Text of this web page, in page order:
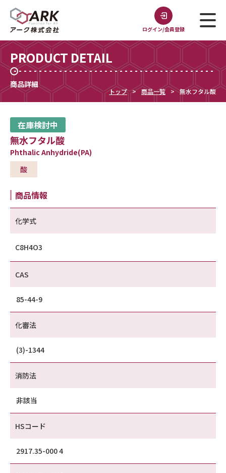
ログイン/会員登録
PRODUCT DETAIL
商品詳細
トップ 商品一覧 無水フタル酸
在庫検討中
無水フタル酸
Phthalic Anhydride(PA)
酸
商品情報
化学式
C8H4O3
CAS
85-44-9
化審法
(3)-1344
消防法
非該当
HSコード
2917.35-000 4